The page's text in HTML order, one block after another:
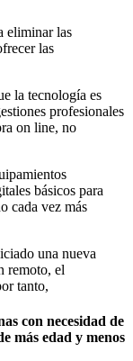
eliminar las
las
la tecnología es
profesionales
on line, no
básicos para
cada vez más
una nueva
remoto, el
tanto,
con necesidad de
más edad y menos